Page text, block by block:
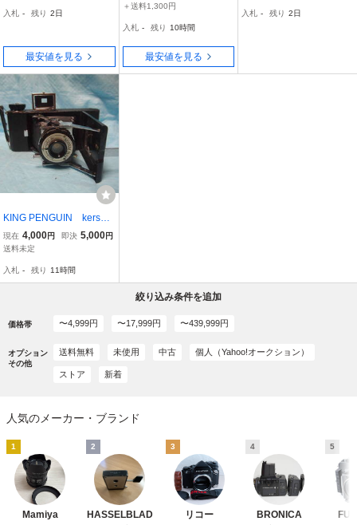
フード付* 動作確認
入札 - 残り 2日
最安値を見る
＋送料1,300円
入札 - 残り 10時間
最安値を見る
入札 - 残り 2日
KING PENGUIN kersha
w eight-20 革ケース付中
古動作品
現在 4,000円 即決 5,000円
送料未定
入札 - 残り 11時間
絞り込み条件を追加
価格帯 〜4,999円 〜17,999円 〜439,999円
オプション
その他
送料無料 未使用 中古 個人（Yahoo!オークション）
ストア 新着
人気のメーカー・ブランド
1
Mamiya
2
HASSELBLAD
3
リコー
4
BRONICA
5